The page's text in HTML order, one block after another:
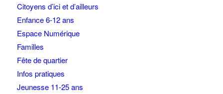
Citoyens d’ici et d’ailleurs
Enfance 6-12 ans
Espace Numérique
Familles
Fête de quartier
Infos pratiques
Jeunesse 11-25 ans